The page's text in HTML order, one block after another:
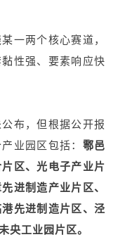
一两个核心赛道，
性强、要素响应快
布，但根据公开报
业园区包括： 鄠邑
区、光电子产业片
进制造产业片区、
先进制造片区、泾
央工业园片区。